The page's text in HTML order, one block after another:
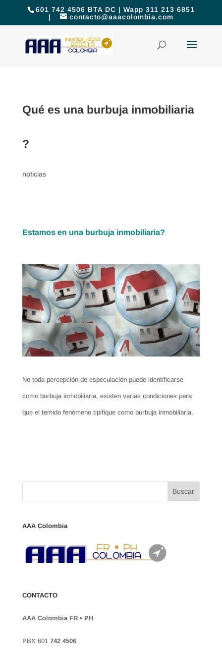
601 742 4506 BTA DC | Wapp 311 213 6851
|
contacto@aaacolombia.com
Qué es una burbuja inmobiliaria
?
noticias
Estamos en una burbuja inmobiliaria?
No toda percepción de especulación puede identificarse
como burbuja inmobiliaria, existen varias condiciones para
que el temido fenómeno tipifique como burbuja inmobiliaria.
AAA Colombia
CONTACTO
AAA Colombia FR • PH
PBX 601 742 4506